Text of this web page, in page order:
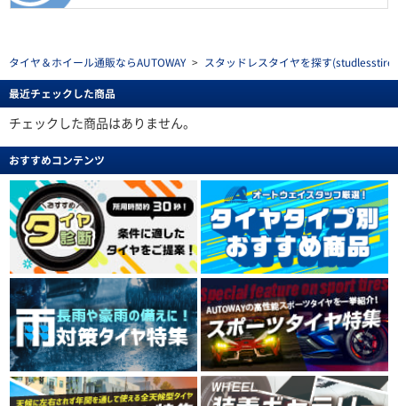
タイヤ＆ホイール通販ならAUTOWAY > スタッドレスタイヤを探す(studlesstire)
最近チェックした商品
チェックした商品はありません。
おすすめコンテンツ